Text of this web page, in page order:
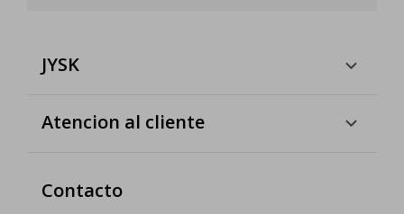
JYSK
Atencion al cliente
Contacto